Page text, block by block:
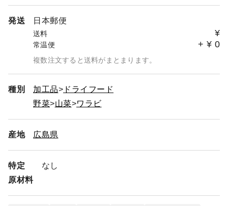
発送 日本郵便
送料 ¥
常温便 + ¥ 0
複数注文すると送料がまとまります。
種別 加工品
ドライフード
野菜
山菜 ワラビ
産地 広島県
特定
原材料
なし